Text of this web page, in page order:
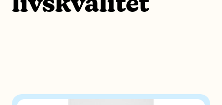
livskvalitet